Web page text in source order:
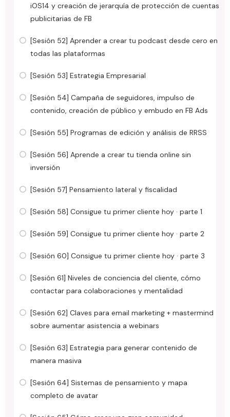
iOS14 y creación de jerarquía de protección de cuentas
publicitarias de FB
[Sesión 52] Aprender a crear tu podcast desde cero en
todas las plataformas
[Sesión 53] Estrategia Empresarial
[Sesión 54] Campaña de seguidores, impulso de
contenido, creación de público y embudo en FB Ads
[Sesión 55] Programas de edición y análisis de RRSS
[Sesión 56] Aprende a crear tu tienda online sin
inversión
[Sesión 57] Pensamiento lateral y fiscalidad
[Sesión 58] Consigue tu primer cliente hoy · parte 1
[Sesión 59] Consigue tu primer cliente hoy · parte 2
[Sesión 60] Consigue tu primer cliente hoy · parte 3
[Sesión 61] Niveles de conciencia del cliente, cómo
contactar para colaboraciones y mentalidad
[Sesión 62] Claves para email marketing + mastermind
sobre aumentar asistencia a webinars
[Sesión 63] Estrategia para generar contenido de
manera masiva
[Sesión 64] Sistemas de pensamiento y mapa
completo de avatar